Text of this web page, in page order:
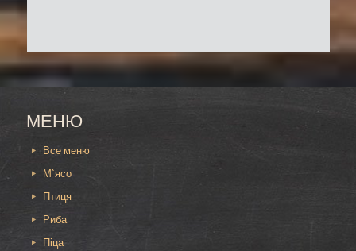
МЕНЮ
Все меню
М`ясо
Птиця
Риба
Піца